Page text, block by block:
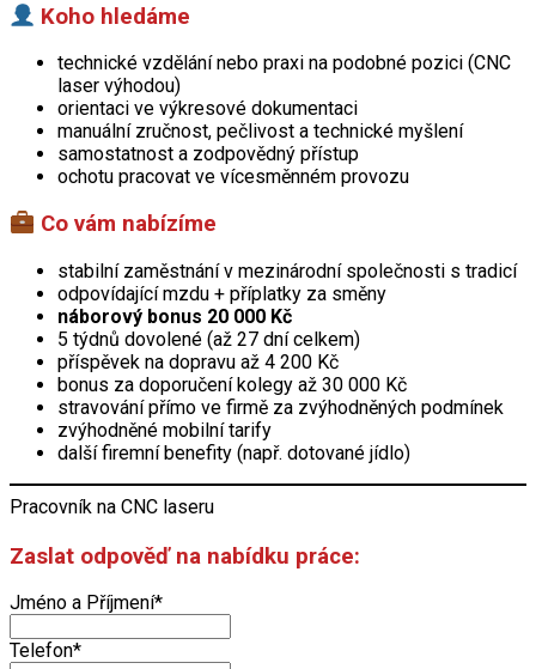
Koho hledáme
technické vzdělání nebo praxi na podobné pozici (CNC
laser výhodou)
orientaci ve výkresové dokumentaci
manuální zručnost, pečlivost a technické myšlení
samostatnost a zodpovědný přístup
ochotu pracovat ve vícesměnném provozu
Co vám nabízíme
stabilní zaměstnání v mezinárodní společnosti s tradicí
odpovídající mzdu + příplatky za směny
náborový bonus 20 000 Kč
5 týdnů dovolené (až 27 dní celkem)
příspěvek na dopravu až 4 200 Kč
bonus za doporučení kolegy až 30 000 Kč
stravování přímo ve firmě za zvýhodněných podmínek
zvýhodněné mobilní tarify
další firemní benefity (např. dotované jídlo)
Pracovník na CNC laseru
Zaslat odpověď na nabídku práce:
Jméno a Příjmení*
Telefon*